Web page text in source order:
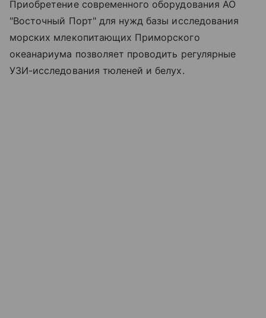
Приобретение современного оборудования АО
"Восточный Порт" для нужд базы исследования
морских млекопитающих Приморского
океанариума позволяет проводить регулярные
УЗИ-исследования тюленей и белух.